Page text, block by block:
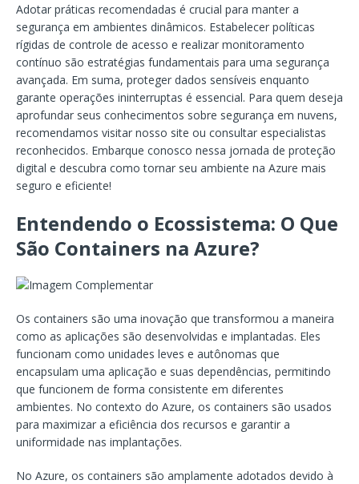
Adotar práticas recomendadas é crucial para manter a
segurança em ambientes dinâmicos. Estabelecer políticas
rígidas de controle de acesso e realizar monitoramento
contínuo são estratégias fundamentais para uma segurança
avançada. Em suma, proteger dados sensíveis enquanto
garante operações ininterruptas é essencial. Para quem deseja
aprofundar seus conhecimentos sobre segurança em nuvens,
recomendamos visitar nosso site ou consultar especialistas
reconhecidos. Embarque conosco nessa jornada de proteção
digital e descubra como tornar seu ambiente na Azure mais
seguro e eficiente!
Entendendo o Ecossistema: O Que
São Containers na Azure?
Os containers são uma inovação que transformou a maneira
como as aplicações são desenvolvidas e implantadas. Eles
funcionam como unidades leves e autônomas que
encapsulam uma aplicação e suas dependências, permitindo
que funcionem de forma consistente em diferentes
ambientes. No contexto do Azure, os containers são usados
para maximizar a eficiência dos recursos e garantir a
uniformidade nas implantações.
No Azure, os containers são amplamente adotados devido à